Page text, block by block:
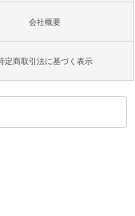
会社概要
定商取引法に基づく表示